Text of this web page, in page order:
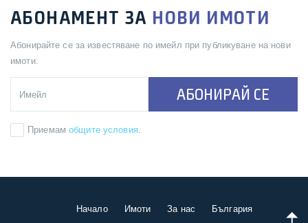
АБОНАМЕНТ ЗА НОВИ ИМОТИ
Абонирайте се за известяване по имейл при публикуване на нови
имоти.
АБОНИРАЙ СЕ
Приемам общите условия.
Начало Имоти За нас България